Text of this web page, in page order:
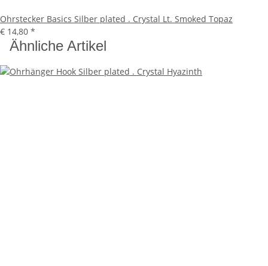
Ohrstecker Basics Silber plated . Crystal Lt. Smoked Topaz
€ 14,80 *
Ähnliche Artikel